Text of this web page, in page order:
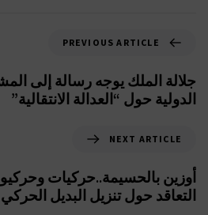
PREVIOUS ARTICLE
جلالة الملك يوجه رسالة إلى
الدولية حول “العدالة الانتقالية”
NEXT ARTICLE
أوزين بالحسيمة..حركيات
التعاقد حول تنزيل البديل الحركي